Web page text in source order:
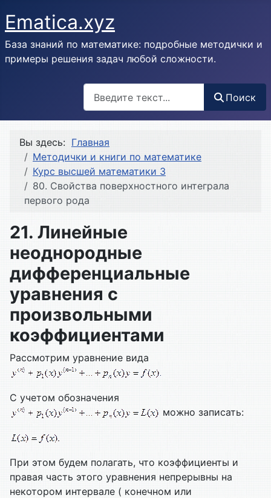
Ematica.xyz
База знаний по математике: подробные методички и
примеры решения задач любой сложности.
Поиск
Вы здесь: Главная
Методички и книги по математике
Курс высшей математики 3
80. Свойства поверхностного интеграла
первого рода
21. Линейные
неоднородные
дифференциальные
уравнения с
произвольными
коэффициентами
Рассмотрим уравнение вида
С учетом обозначения
можно записать:
При этом будем полагать, что коэффициенты и
правая часть этого уравнения непрерывны на
некотором интервале ( конечном или